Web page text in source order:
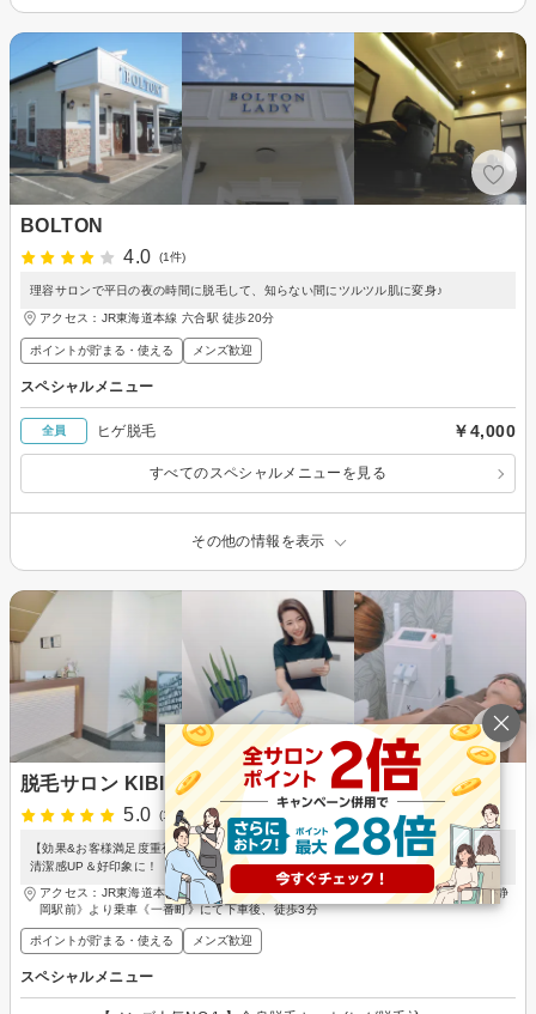
BOLTON
4.0
(1件)
理容サロンで平日の夜の時間に脱毛して、知らない間にツルツル肌に変身♪
アクセス：JR東海道本線 六合駅 徒歩20分
ポイントが貯まる・使える メンズ歓迎
スペシャルメニュー
全員 ヒゲ脱毛 ￥4,000
すべてのスペシャルメニューを見る
その他の情報を表示
脱毛サロン KIBIK
5.0
(1件)
【効果&お客様満足度重視】静岡のメンズ脱毛や肌質改善ならお任せ！ツルすべ肌で
清潔感UP＆好印象に！
アクセス：JR東海道本線 静岡駅 徒歩25分、静鉄ジャストライン（バス）藁科線《静
岡駅前》より乗車《一番町》にて下車後、徒歩3分
ポイントが貯まる・使える メンズ歓迎
スペシャルメニュー